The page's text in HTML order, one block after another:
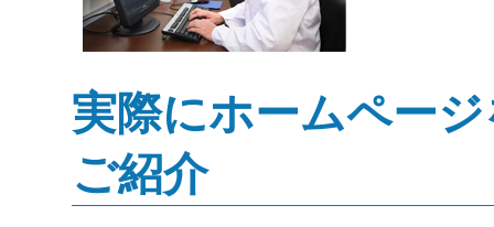
実際にホームペー
ご紹介